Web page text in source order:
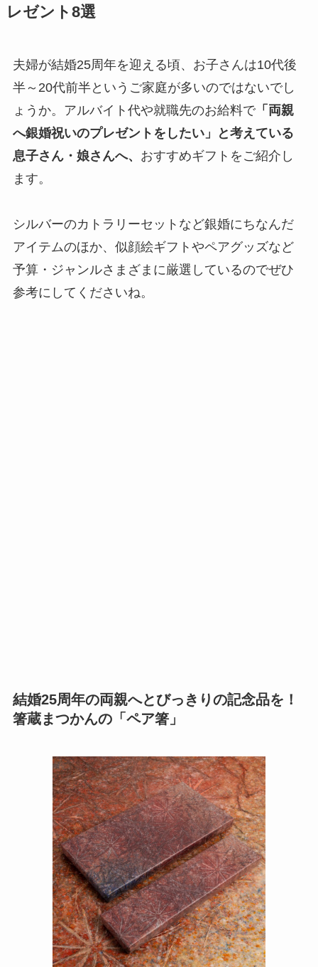
レゼント8選
夫婦が結婚25周年を迎える頃、お子さんは10代後
半～20代前半というご家庭が多いのではないでし
ょうか。アルバイト代や就職先のお給料で「両親
へ銀婚祝いのプレゼントをしたい」と考えている
息子さん・娘さんへ、 おすすめギフトをご紹介し
ます。
シルバーのカトラリーセットなど銀婚にちなんだ
アイテムのほか、似顔絵ギフトやペアグッズなど
予算・ジャンルさまざまに厳選しているのでぜひ
参考にしてくださいね。
結婚25周年の両親へとびっきりの記念品を！
箸蔵まつかんの「ペア箸」